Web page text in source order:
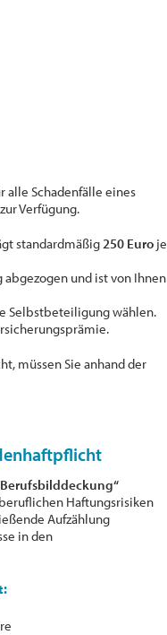
alle Schadenfälle eines
Verfügung.
standardmäßig 250 Euro je
und ist von Ihnen
Selbstbeteiligung wählen.
müssen Sie anhand der
Haftungsrisiken
Aufzählung
in den